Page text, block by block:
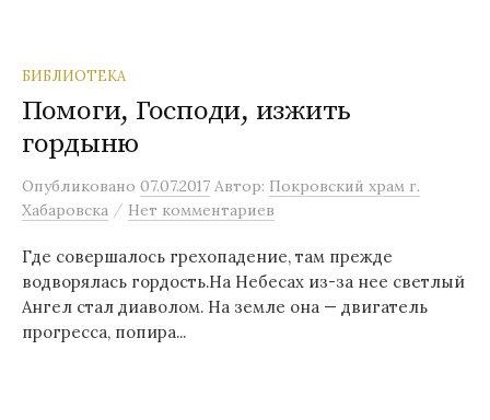
БИБЛИОТЕКА
Помоги, Господи, изжить
гордыню
Опубликовано 07.07.2017 Автор: Покровский храм г.
Хабаровска / Нет комментариев
Где совершалось грехопадение, там прежде
водворялась гордость.На Небесах из-за нее светлый
Ангел стал диаволом. На земле она — двигатель
прогресса, попира...